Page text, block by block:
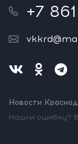
+7
Новости
Нашли ошибку?